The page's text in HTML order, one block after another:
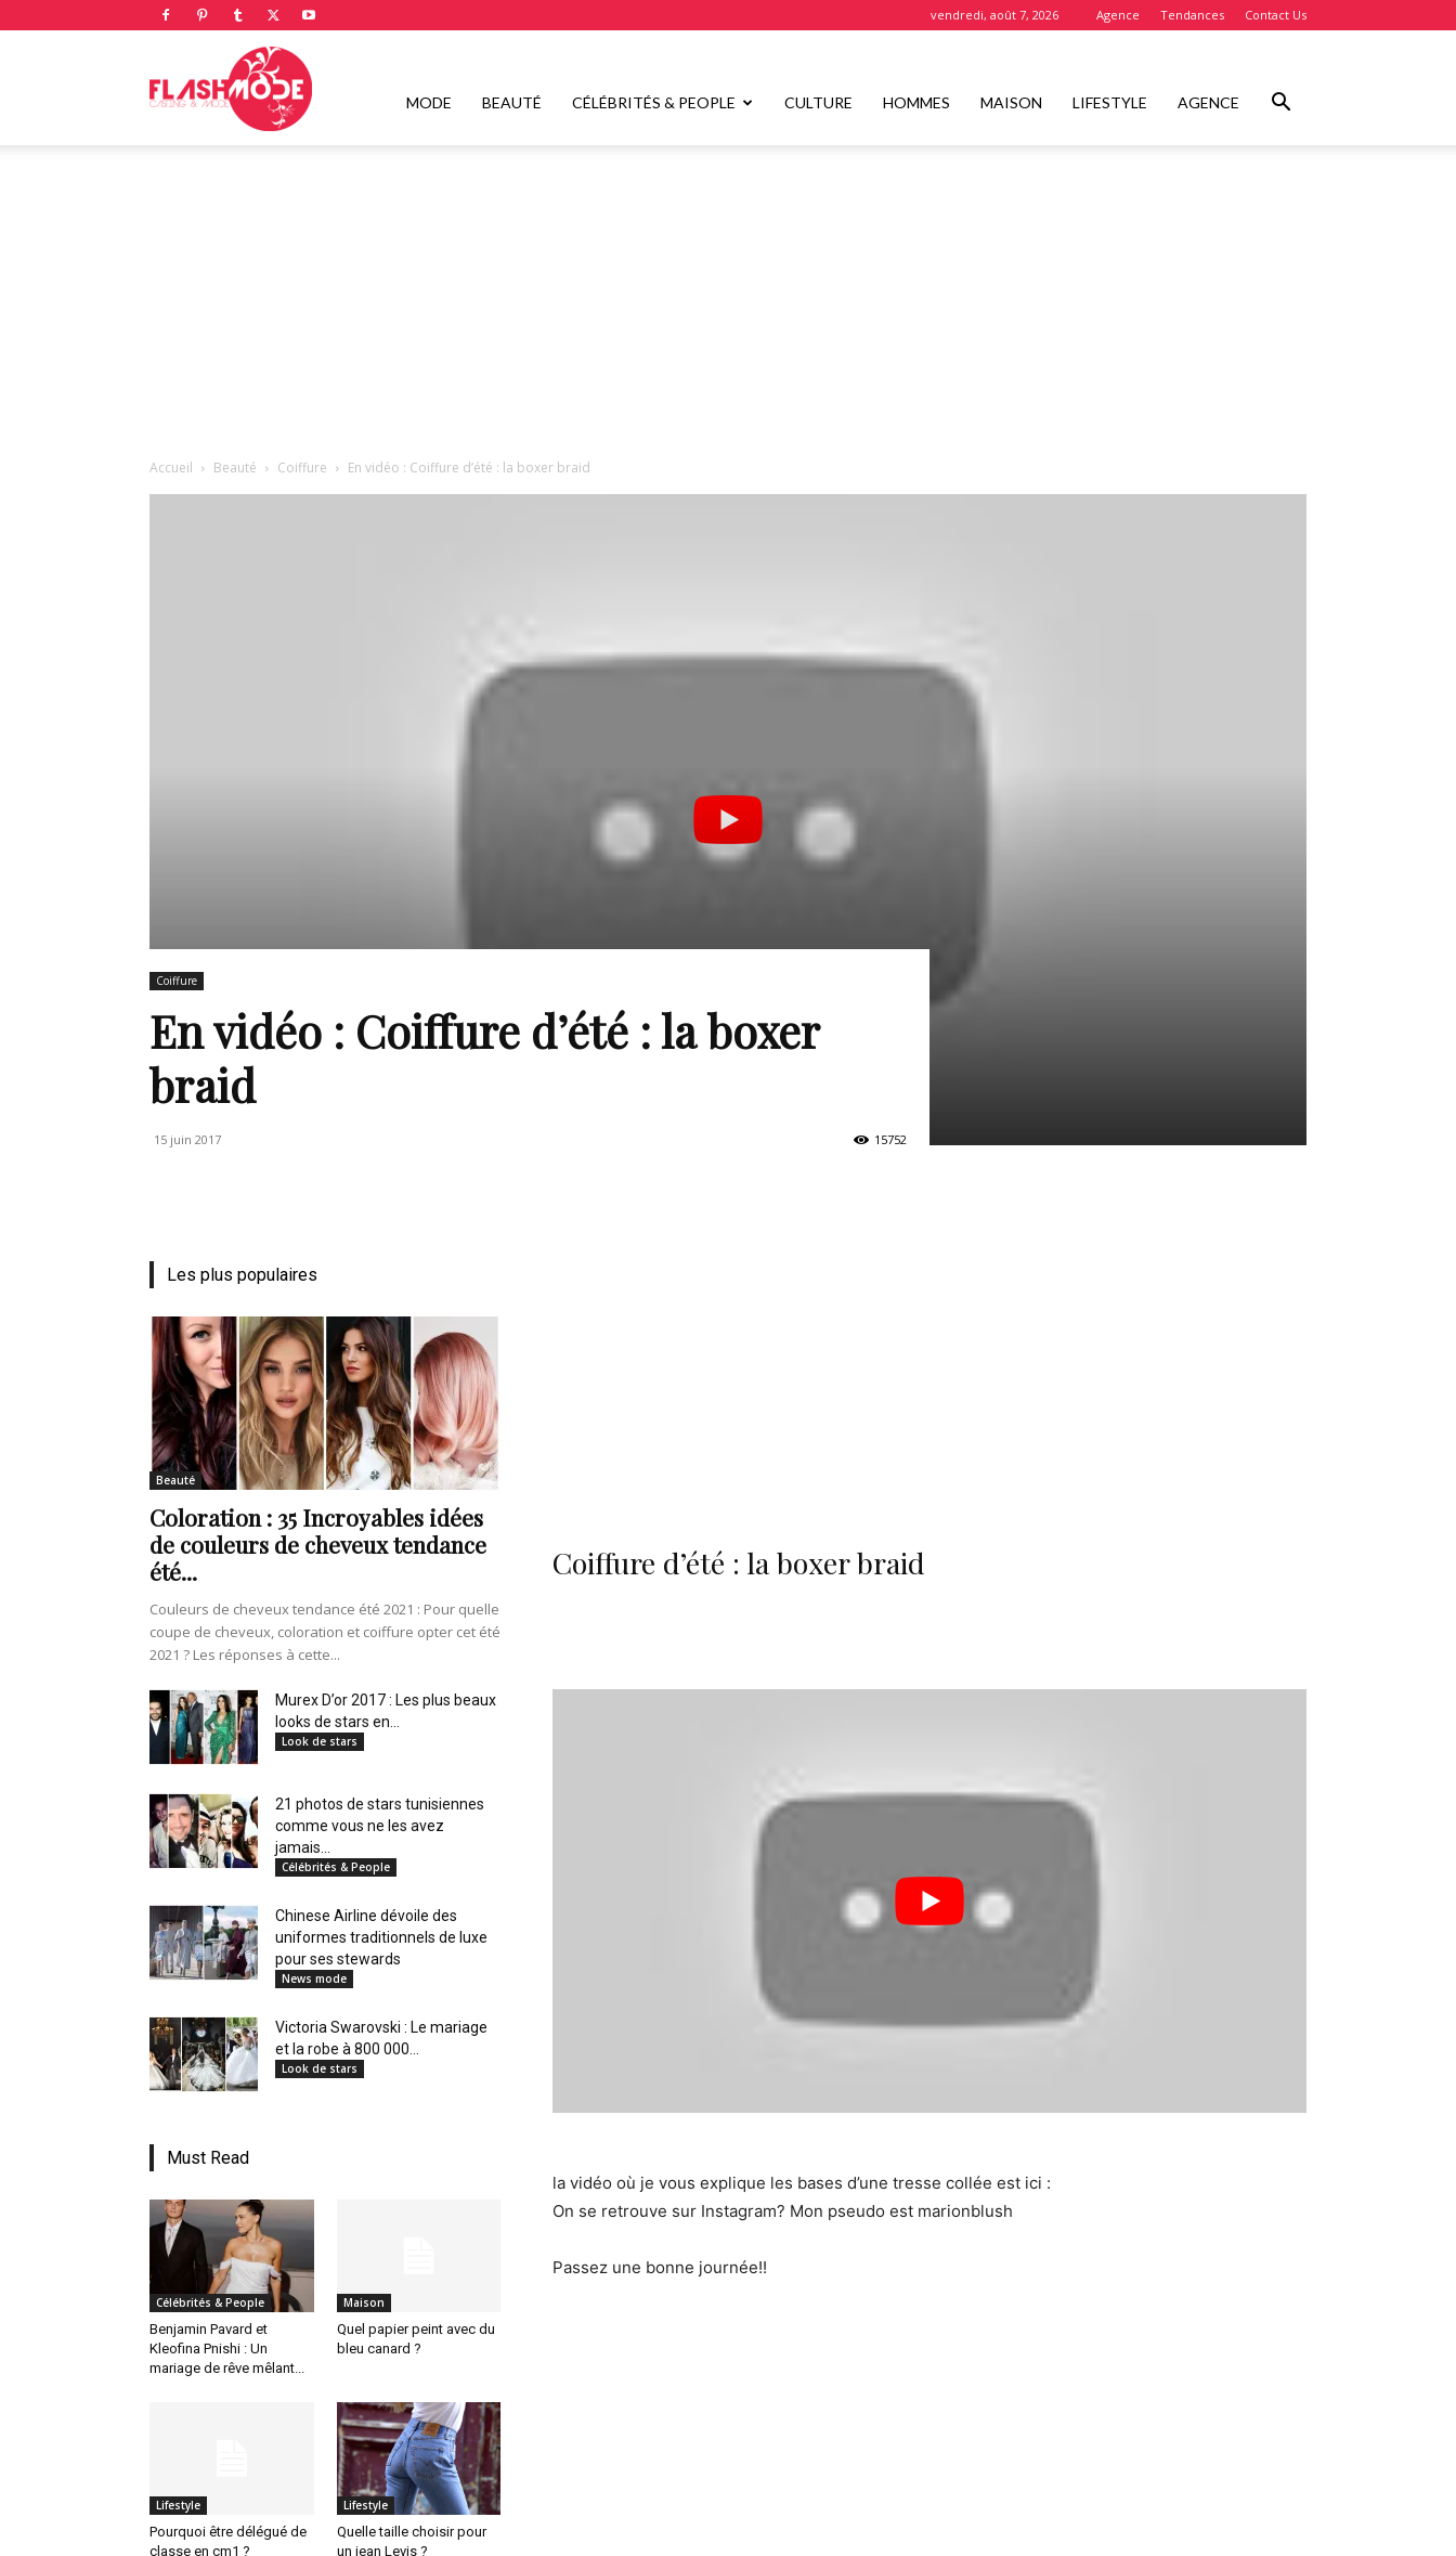
vendredi, août 7, 2026 Agence Tendances Contact Us
Flashmode
un
en
et
au
Maghreb
MODE BEAUTÉ CÉLÉBRITÉS & PEOPLE CULTURE HOMMES MAISON LIFESTYLE AGENCE
Accueil Beauté Coiffure En vidéo : Coiffure d’été : la boxer braid
Coiffure
En vidéo : Coiffure d’été : la boxer
braid
15 juin 2017 15752
Coiffure d’été : la boxer braid
la vidéo où je vous explique les bases d’une tresse collée est ici :
On se retrouve sur Instagram? Mon pseudo est marionblush
Passez une bonne journée!!
Les plus populaires
Beauté
Coloration : 35 Incroyables idées
de couleurs de cheveux tendance
été...
Couleurs de cheveux tendance été 2021 : Pour quelle
coupe de cheveux, coloration et coiffure opter cet été
2021 ? Les réponses à cette...
Murex D’or 2017 : Les plus beaux
looks de stars en...
Look de stars
21 photos de stars tunisiennes
comme vous ne les avez
jamais...
Célébrités & People
Chinese Airline dévoile des
uniformes traditionnels de luxe
pour ses stewards
News mode
Victoria Swarovski : Le mariage
et la robe à 800 000...
Look de stars
Must Read
Célébrités & People
Benjamin Pavard et
Kleofina Pnishi : Un
mariage de rêve mêlant...
Maison
Quel papier peint avec du
bleu canard ?
Lifestyle
Pourquoi être délégué de
classe en cm1 ?
Lifestyle
Quelle taille choisir pour
un jean Levis ?